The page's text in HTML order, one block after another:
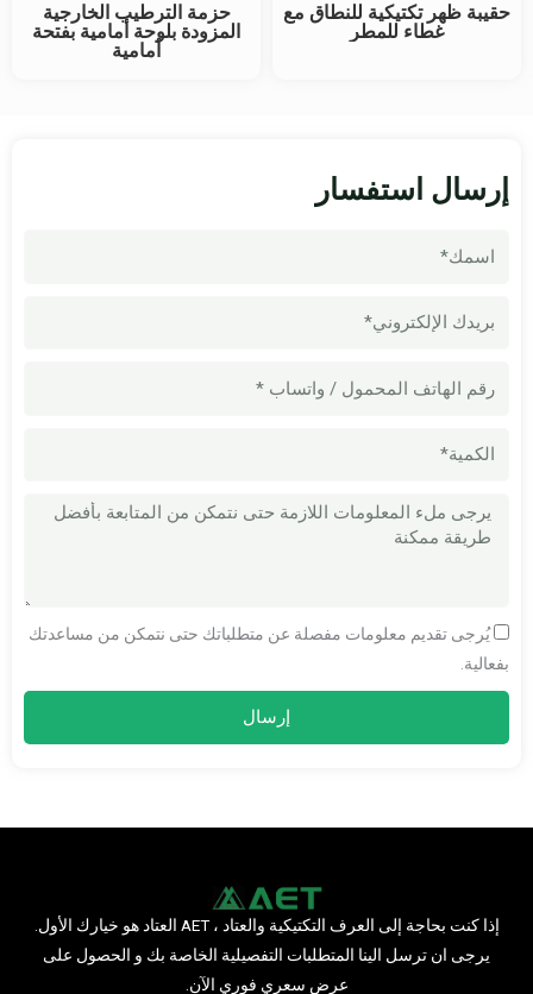
حقيبة ظهر تكتيكية للنطاق مع
غطاء للمطر
حزمة الترطيب الخارجية
المزودة بلوحة أمامية بفتحة
أمامية
إرسال استفسار
الإلكتروني
الهاتف
الرسالة
يُرجى تقديم معلومات مفصلة عن متطلباتك حتى نتمكن من مساعدتك
بفعالية.
إرسال
إذا كنت بحاجة إلى العرف التكتيكية والعتاد ، AET العتاد هو خيارك الأول.
يرجى ان ترسل الينا المتطلبات التفصيلية الخاصة بك و الحصول على
عرض سعري فوري الآن.